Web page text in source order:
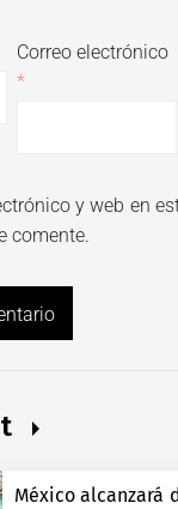
Correo electrónico
*
y web en
comente.
México alcanzará